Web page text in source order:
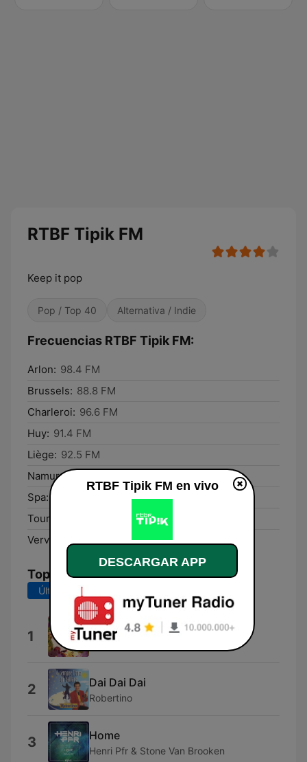
RTBF Tipik FM
Keep it pop
Pop / Top 40 Alternativa / Indie
Frecuencias RTBF Tipik FM:
Arlon: 98.4 FM
Brussels: 88.8 FM
Charleroi: 96.6 FM
Huy: 91.4 FM
Liège: 92.5 FM
Namur: 89.8 FM
Spa:
Tournai:
Verviers:
Top Canciones
Últimos 7 días
1 Repetto X Mosaert
2 Dai Dai Dai
Robertino
3 Home
Henri Pfr & Stone Van Brooken
RTBF Tipik FM en vivo
DESCARGAR APP